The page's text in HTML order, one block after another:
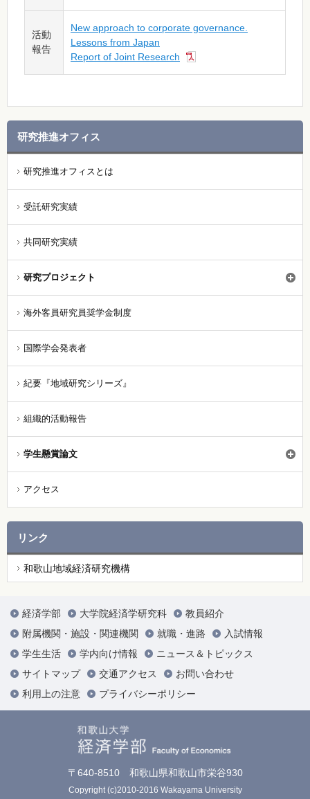
活動
報告
New approach to corporate governance.
Lessons from Japan
Report of Joint Research
研究推進オフィス
研究推進オフィスとは
受託研究実績
共同研究実績
研究プロジェクト
海外客員研究員奨学金制度
国際学会発表者
紀要『地域研究シリーズ』
組織的活動報告
学生懸賞論文
アクセス
リンク
和歌山地域経済研究機構
経済学部 大学院経済学研究科
教員紹介
附属機関・施設・関連機関
就職・進路
入試情報
学生生活
学内向け情報
ニュース＆トピックス
サイトマップ
交通アクセス
お問い合わせ
利用上の注意
プライバシーポリシー
〒640-8510 和歌山県和歌山市栄谷930
Copyright (c)2010-2016 Wakayama University